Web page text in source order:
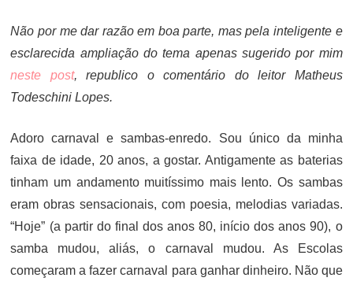
Não por me dar razão em boa parte, mas pela inteligente e
esclarecida ampliação do tema apenas sugerido por mim
neste post, republico o comentário do leitor Matheus
Todeschini Lopes.
Adoro carnaval e sambas-enredo. Sou único da minha
faixa de idade, 20 anos, a gostar. Antigamente as baterias
tinham um andamento muitíssimo mais lento. Os sambas
eram obras sensacionais, com poesia, melodias variadas.
“Hoje” (a partir do final dos anos 80, início dos anos 90), o
samba mudou, aliás, o carnaval mudou. As Escolas
começaram a fazer carnaval para ganhar dinheiro. Não que